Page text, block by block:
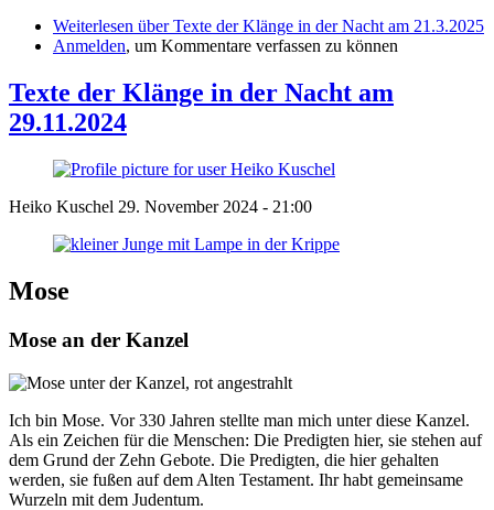
Weiterlesen über Texte der Klänge in der Nacht am 21.3.2025
Anmelden, um Kommentare verfassen zu können
Texte der Klänge in der Nacht am
29.11.2024
Heiko Kuschel 29. November 2024 - 21:00
Mose
Mose an der Kanzel
Ich bin Mose. Vor 330 Jahren stellte man mich unter diese Kanzel.
Als ein Zeichen für die Menschen: Die Predigten hier, sie stehen auf
dem Grund der Zehn Gebote. Die Predigten, die hier gehalten
werden, sie fußen auf dem Alten Testament. Ihr habt gemeinsame
Wurzeln mit dem Judentum.